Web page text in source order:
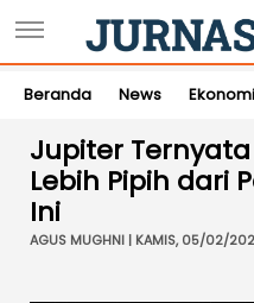
Beranda News Ekonomi
Jupiter
Lebih Pipih dari
Ini
AGUS MUGHNI | KAMIS, 05/02/